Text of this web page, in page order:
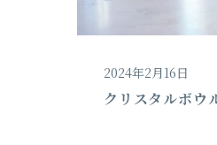
2024年2月16日
クリスタルボウ